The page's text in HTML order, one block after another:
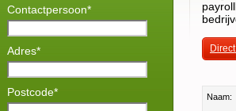
Naam:
Contactpersoon*
Adres*
Postcode*